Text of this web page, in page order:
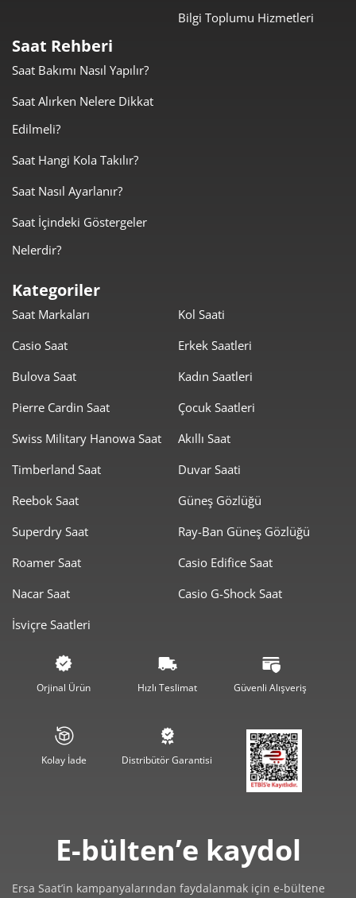
Bilgi Toplumu Hizmetleri
Saat Rehberi
Saat Bakımı Nasıl Yapılır?
Saat Alırken Nelere Dikkat
Edilmeli?
Saat Hangi Kola Takılır?
Saat Nasıl Ayarlanır?
Saat İçindeki Göstergeler
Nelerdir?
Kategoriler
Saat Markaları
Casio Saat
Bulova Saat
Pierre Cardin Saat
Swiss Military Hanowa Saat
Timberland Saat
Reebok Saat
Superdry Saat
Roamer Saat
Nacar Saat
İsviçre Saatleri
Kol Saati
Erkek Saatleri
Kadın Saatleri
Çocuk Saatleri
Akıllı Saat
Duvar Saati
Güneş Gözlüğü
Ray-Ban Güneş Gözlüğü
Casio Edifice Saat
Casio G-Shock Saat
Orjinal Ürün Hızlı Teslimat Güvenli Alışveriş
Kolay İade Distribütör Garantisi
E-bülten’e kaydol
Ersa Saat’in kampanyalarından faydalanmak için e-bültene